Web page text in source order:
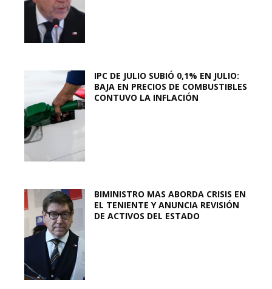
IPC DE JULIO SUBIÓ 0,1% EN JULIO:
BAJA EN PRECIOS DE COMBUSTIBLES
CONTUVO LA INFLACIÓN
BIMINISTRO MAS ABORDA CRISIS EN
EL TENIENTE Y ANUNCIA REVISIÓN
DE ACTIVOS DEL ESTADO